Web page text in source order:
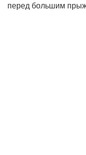
перед большим